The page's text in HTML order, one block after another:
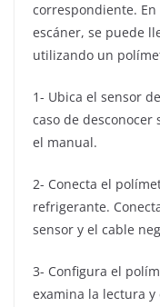
correspondiente.
escáner, se puede
utilizando un
1- Ubica el sensor
caso de
el manual.
2- Conecta el
refrigerante.
sensor y el cable
3- Configura el
examina la lectura